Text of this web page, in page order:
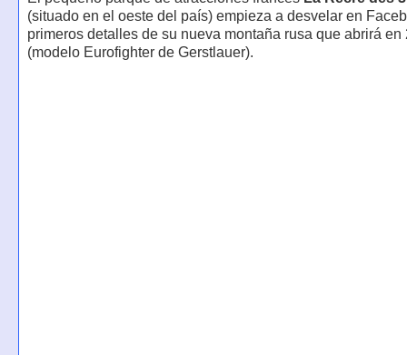
(situado en el oeste del país) empieza a desvelar en
primeros detalles de su nueva montaña rusa que abrirá en
(modelo Eurofighter de Gerstlauer).